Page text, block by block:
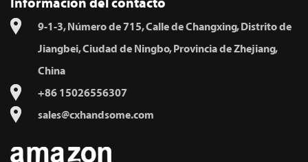
Información del contacto
9-1-3, Número de 715, Calle de Changxing, Distrito de
Jiangbei, Ciudad de Ningbo, Provincia de Zhejiang,
China
+86 15026556307
sales@cxhandsome.com